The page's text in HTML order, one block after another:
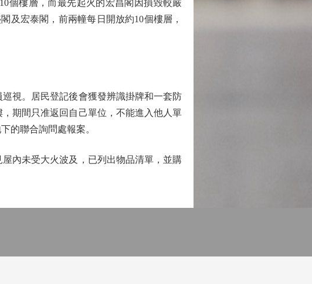
個樓層，而最先起火的宏昌閣因損毀較嚴
及宏泰閣，前兩幢每日開放約10個樓層，
視。居民登記後會獲發辨識掛牌和一套防
期間只准返回自己單位，不能進入他人單
的聯合詢問處報案。
內未受大火波及，已列出物品清單，並購